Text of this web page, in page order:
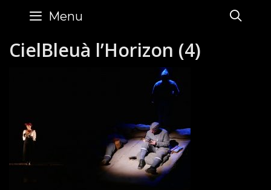
content
Menu
CielBleuà l’Horizon (4)